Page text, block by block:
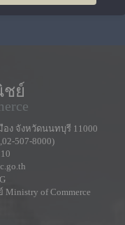
ชย์
ง จังหวัดนนทบุรี 11000
507-8000)
of Commerce